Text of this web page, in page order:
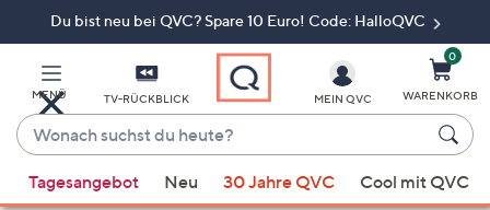
Du bist neu bei QVC? Spare 10 Euro! Code: HalloQVC
MENÜ TV-RÜCKBLICK
Wonach
suchst
du
heute?
Vorschläge
MEIN QVC
0
WARENKORB
Tagesangebot Neu 30 Jahre QVC Cool mit QVC